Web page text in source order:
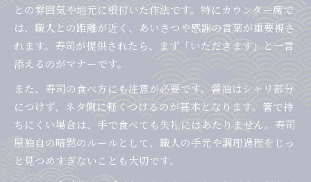
との雰囲気や地元に根付いた作法です。特にカウンター席で
は、職人との距離が近く、あいさつや感謝の言葉が重要視さ
れます。寿司が提供されたら、まず「いただきます」と一言
添えるのがマナーです。
また、寿司の食べ方にも注意が必要です。醤油はシャリ部分
につけず、ネタ側に軽くつけるのが基本となります。箸で持
ちにくい場合は、手で食べても失礼にはあたりません。寿司
屋独自の暗黙のルールとして、職人の手元や調理過程をじっ
と見つめすぎないことも大切です。